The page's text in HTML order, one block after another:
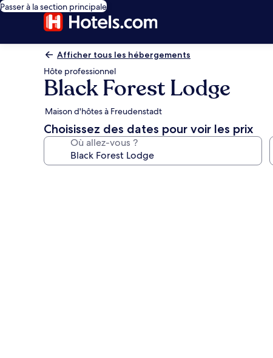
Passer à la section principale
Afficher tous les hébergements
Hôte professionnel
Black Forest Lodge
Maison d'hôtes à Freudenstadt
Choisissez des dates pour voir les prix
Où allez-vous ?